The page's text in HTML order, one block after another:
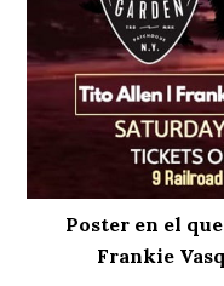
Poster en el
Frankie